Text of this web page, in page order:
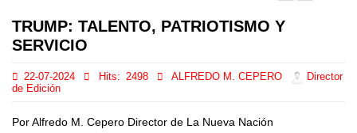
TRUMP: TALENTO, PATRIOTISMO Y
SERVICIO
22-07-2024 Hits: 2498 ALFREDO M. CEPERO
Director
de Edición
Por Alfredo M. Cepero Director de La Nueva Nación